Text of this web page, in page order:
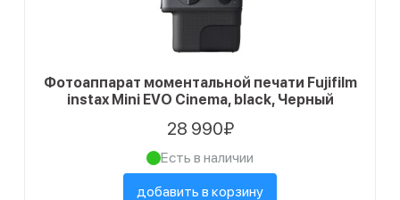
Фотоаппарат моментальной печати Fujifilm
instax Mini EVO Cinema, black, Черный
28 990₽
Есть в наличии
добавить в корзину